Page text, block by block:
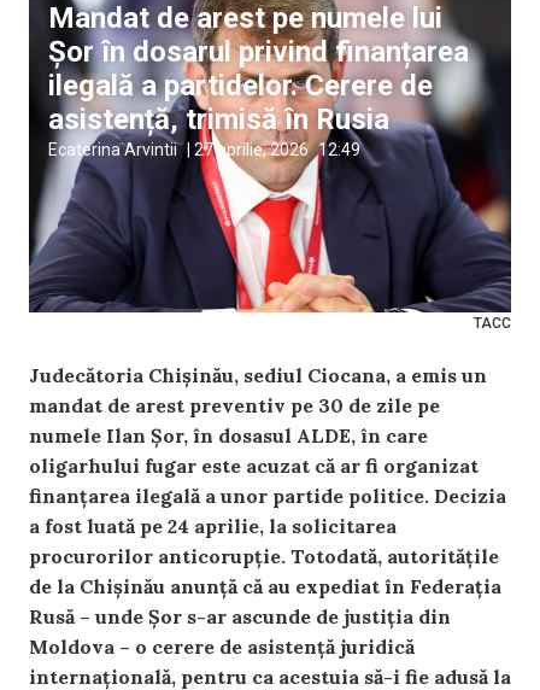
ТАСС
Mandat de arest pe numele lui
Șor în dosarul privind finanțarea
ilegală a partidelor. Cerere de
asistență, trimisă în Rusia
Ecaterina Arvintii 27 aprilie, 2026 12:49
Judecătoria Chișinău, sediul Ciocana, a emis un
mandat de arest preventiv pe 30 de zile pe
numele Ilan Șor, în dosasul ALDE, în care
oligarhului fugar este acuzat că ar fi organizat
finanțarea ilegală a unor partide politice. Decizia
a fost luată pe 24 aprilie, la solicitarea
procurorilor anticorupție. Totodată, autoritățile
de la Chișinău anunță că au expediat în Federația
Rusă – unde Șor s-ar ascunde de justiția din
Moldova – o cerere de asistență juridică
internațională, pentru ca acestuia să-i fie adusă la